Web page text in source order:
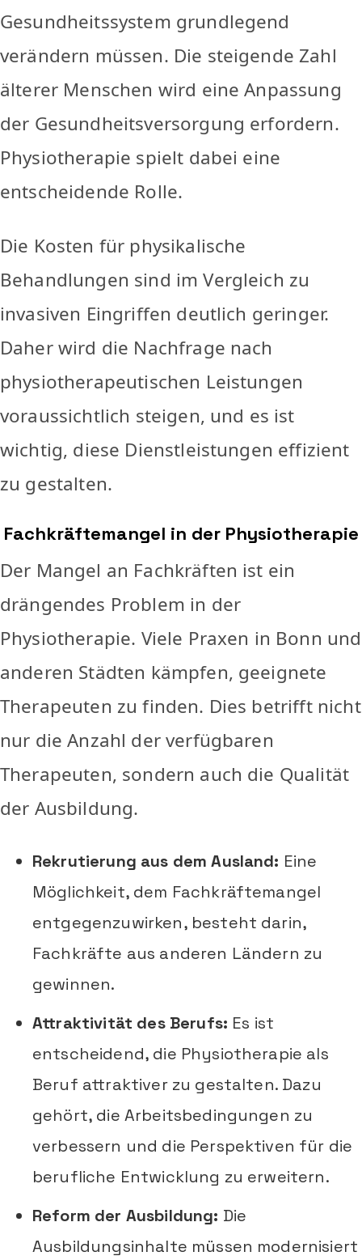
Gesundheitssystem grundlegend
verändern müssen. Die steigende Zahl
älterer Menschen wird eine Anpassung
der Gesundheitsversorgung erfordern.
Physiotherapie spielt dabei eine
entscheidende Rolle.
Die Kosten für physikalische
Behandlungen sind im Vergleich zu
invasiven Eingriffen deutlich geringer.
Daher wird die Nachfrage nach
physiotherapeutischen Leistungen
voraussichtlich steigen, und es ist
wichtig, diese Dienstleistungen effizient
zu gestalten.
Fachkräftemangel in der Physiotherapie
Der Mangel an Fachkräften ist ein
drängendes Problem in der
Physiotherapie. Viele Praxen in Bonn und
anderen Städten kämpfen, geeignete
Therapeuten zu finden. Dies betrifft nicht
nur die Anzahl der verfügbaren
Therapeuten, sondern auch die Qualität
der Ausbildung.
Rekrutierung aus dem Ausland: Eine
Möglichkeit, dem Fachkräftemangel
entgegenzuwirken, besteht darin,
Fachkräfte aus anderen Ländern zu
gewinnen.
Attraktivität des Berufs: Es ist
entscheidend, die Physiotherapie als
Beruf attraktiver zu gestalten. Dazu
gehört, die Arbeitsbedingungen zu
verbessern und die Perspektiven für die
berufliche Entwicklung zu erweitern.
Reform der Ausbildung: Die
Ausbildungsinhalte müssen modernisiert